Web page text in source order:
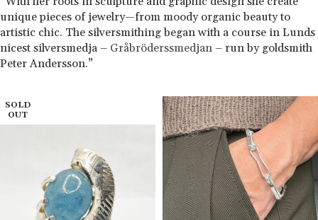
unique pieces of jewelry—from moody organic beauty to
artistic chic. The silversmithing began with a course in Lunds
nicest silversmedja – Gråbröderssmedjan – run by goldsmith
Peter Andersson.”
SOLD
OUT